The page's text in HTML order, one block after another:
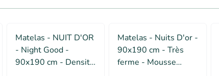
Matelas - NUIT D'OR
- Night Good -
90x190 cm - Densité
Matelas - Nuits D'or -
90x190 cm - Très
ferme - Mousse